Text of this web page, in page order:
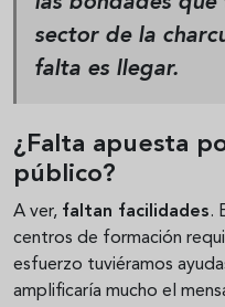
sector de la
falta es llegar.
¿Falta apuesta
público?
A ver, faltan facilidades.
centros de formación
esfuerzo tuviéramos
amplificaría mucho el